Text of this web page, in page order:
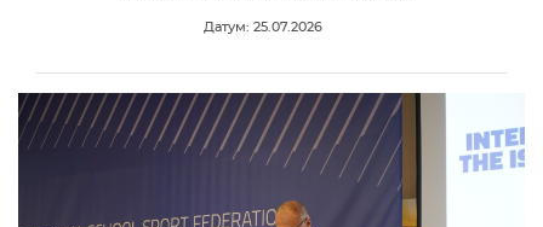
Датум: 25.07.2026